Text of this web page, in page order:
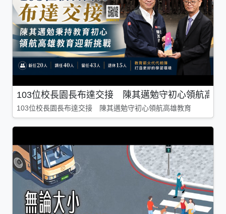
103位校長園長布達交接 陳其邁勉守初心領航高雄
103位校長園長布達交接 陳其邁勉守初心領航高雄教育